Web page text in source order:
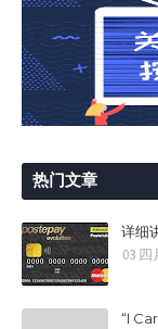
热门文章
详细
03 四
“I